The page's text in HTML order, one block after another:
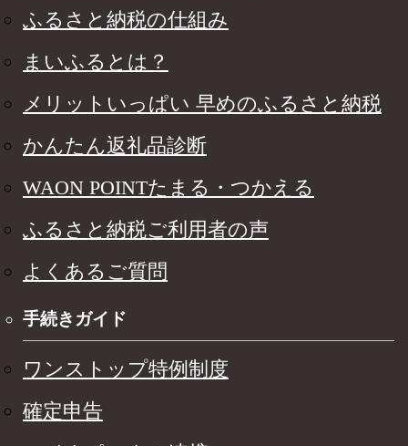
ふるさと納税の仕組み
まいふるとは？
メリットいっぱい 早めのふるさと納税
かんたん返礼品診断
WAON POINTたまる・つかえる
ふるさと納税ご利用者の声
よくあるご質問
手続きガイド
ワンストップ特例制度
確定申告